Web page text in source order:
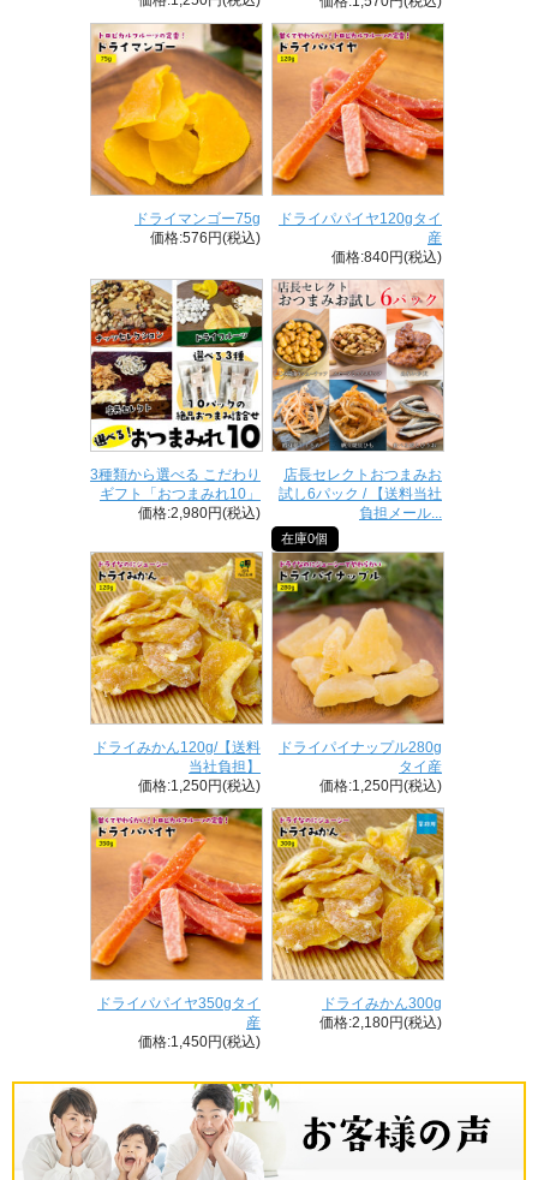
ドライマンゴー75g
価格:576円(税込)
ドライパパイヤ120gタイ
産
価格:840円(税込)
3種類から選べる こだわり
ギフト「おつまみれ10」
価格:2,980円(税込)
店長セレクトおつまみお
試し6パック / 【送料当社
負担メール...
在庫0個
ドライみかん120g/【送料
当社負担】
価格:1,250円(税込)
ドライパイナップル280g
タイ産
価格:1,250円(税込)
ドライパパイヤ350gタイ
産
価格:1,450円(税込)
ドライみかん300g
価格:2,180円(税込)